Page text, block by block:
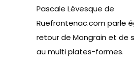
Pascale Lévesque de
Ruefrontenac.com parle
retour de Mongrain et de
au multi plates-formes.